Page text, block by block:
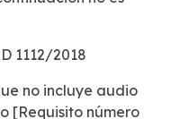
1112/2018
no incluye audio
[Requisito número